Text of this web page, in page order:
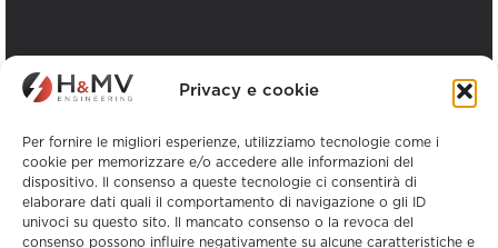
Privacy e cookie
Per fornire le migliori esperienze, utilizziamo tecnologie come i
cookie per memorizzare e/o accedere alle informazioni del
dispositivo. Il consenso a queste tecnologie ci consentirà di
elaborare dati quali il comportamento di navigazione o gli ID
univoci su questo sito. Il mancato consenso o la revoca del
consenso possono influire negativamente su alcune caratteristiche e
I nostri uffici .